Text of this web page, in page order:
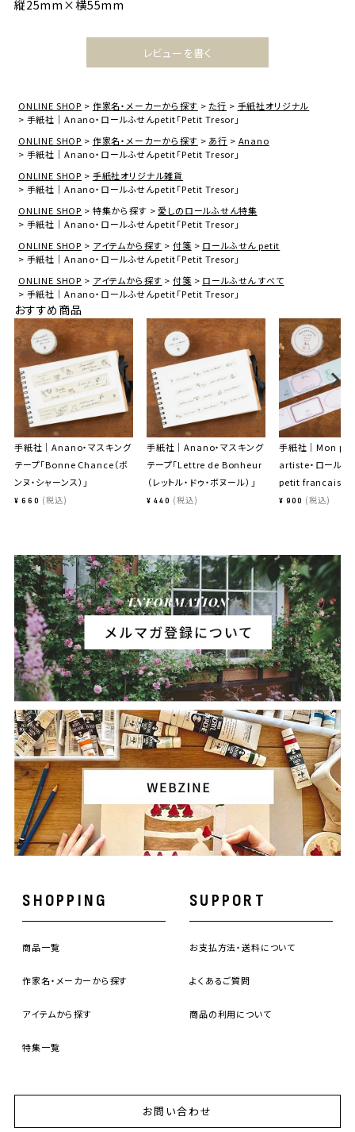
縦25mm×横55mm
レビューを書く
ONLINE SHOP 作家名・メーカーから探す た行
手紙社オリジナル
手紙社｜Anano・ロールふせんpetit「Petit Tresor」
ONLINE SHOP
作家名・メーカーから探す あ行
Anano
手紙社｜Anano・ロールふせんpetit「Petit Tresor」
ONLINE SHOP
手紙社オリジナル雑貨
手紙社｜Anano・ロールふせんpetit「Petit Tresor」
ONLINE SHOP
特集から探す
愛しのロールふせん特集
手紙社｜Anano・ロールふせんpetit「Petit Tresor」
ONLINE SHOP
アイテムから探す 付箋
ロールふせん petit
手紙社｜Anano・ロールふせんpetit「Petit Tresor」
ONLINE SHOP
アイテムから探す 付箋
ロールふせん すべて
手紙社｜Anano・ロールふせんpetit「Petit Tresor」
おすすめ商品
手紙社｜Anano・マスキング
テープ「Bonne Chance（ボ
ンヌ・シャーンス）」
¥ 660 税込
手紙社｜Anano・マスキング
テープ「Lettre de Bonheur
（レットル・ドゥ・ボヌール）」
¥ 440 税込
手紙社｜Mon
artiste・ロールふ
petit francais」
¥ 900 税込
SHOPPING
商品一覧
作家名・メーカーから探す
アイテムから探す
特集一覧
SUPPORT
お支払方法・送料について
よくあるご質問
商品の利用について
お問い合わせ